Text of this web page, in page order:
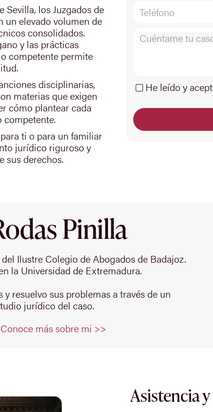
los Juzgados de
un elevado volumen de
consolidados.
y las prácticas
competente permite
disciplinarias,
materias que exigen
cómo plantear cada
competente.
ti o para un familiar
jurídico riguroso y
sus derechos.
He leído y
Pinilla
Ilustre Colegio de Abogados de Badajoz.
la Universidad de Extremadura.
resuelvo sus problemas a través de un
jurídico del caso.
Conoce más sobre mi >>
Asistencia